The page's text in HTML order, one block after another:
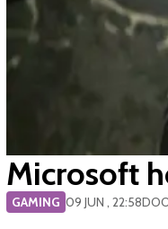
Microsoft
GAMING 09 JUN , 22:58